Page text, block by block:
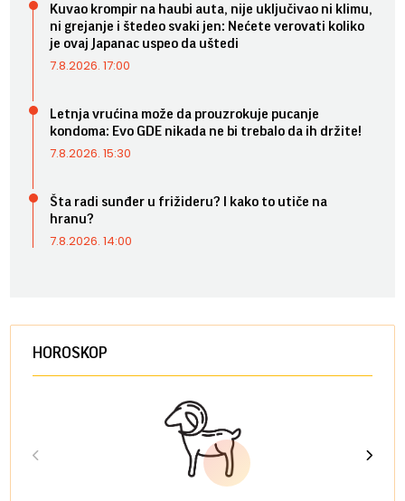
Kuvao krompir na haubi auta, nije uključivao ni klimu,
ni grejanje i štedeo svaki jen: Nećete verovati koliko
je ovaj Japanac uspeo da uštedi
7.8.2026. 17:00
Letnja vrućina može da prouzrokuje pucanje
kondoma: Evo GDE nikada ne bi trebalo da ih držite!
7.8.2026. 15:30
Šta radi sunđer u frižideru? I kako to utiče na
hranu?
7.8.2026. 14:00
HOROSKOP